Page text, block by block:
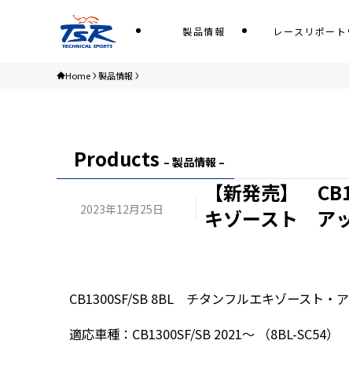
製品情報 レースリポート
Home 製品情報
Products – 製品情報 –
【新発売】
キゾースト ア
2023年12月25日
CB1300SF/SB 8BL チタンフルエキゾースト・
適応車種：CB1300SF/SB 2021～ （8BL-SC54）